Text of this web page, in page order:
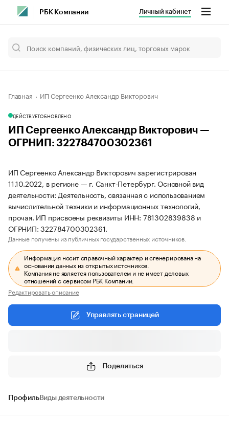
РБК Компании Личный кабинет
Главная ИП Сергеенко Александр Викторович
ДЕЙСТВУЕТОБНОВЛЕНО
ИП Сергеенко Александр Викторович —
ОГРНИП: 322784700302361
ИП Сергеенко Александр Викторович зарегистрирован
11.10.2022, в регионе — г. Санкт-Петербург. Основной вид
деятельности: Деятельность, связанная с использованием
вычислительной техники и информационных технологий,
прочая. ИП присвоены реквизиты ИНН: 781302839838 и
ОГРНИП: 322784700302361.
Данные получены из публичных государственных источников.
Информация носит справочный характер и сгенерирована на
основании данных из открытых источников.
Компания не является пользователем и не имеет деловых
отношений с сервисом РБК Компании.
Редактировать описание
Управлять страницей
Поделиться
ПрофильВиды деятельности